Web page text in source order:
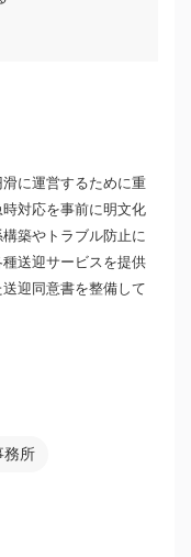
に運営するために重
対応を事前に明文化
築やトラブル防止に
送迎サービスを提供
迎同意書を整備して
務所